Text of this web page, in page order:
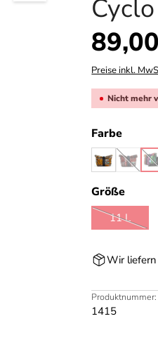
Regulärer Preis:
Preise inkl.
Nicht mehr
Farbe
ghana 22
(Diese
Größe
11 L
(Diese
Wir
Produktnummer:
1415